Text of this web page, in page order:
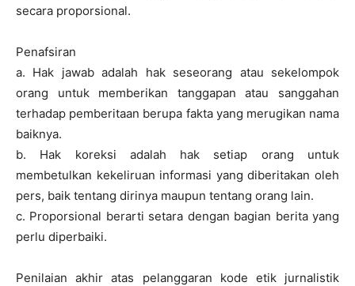
secara proporsional.
Penafsiran
a. Hak jawab adalah hak seseorang atau sekelompok
orang untuk memberikan tanggapan atau sanggahan
terhadap pemberitaan berupa fakta yang merugikan nama
baiknya.
b. Hak koreksi adalah hak setiap orang untuk
membetulkan kekeliruan informasi yang diberitakan oleh
pers, baik tentang dirinya maupun tentang orang lain.
c. Proporsional berarti setara dengan bagian berita yang
perlu diperbaiki.
Penilaian akhir atas pelanggaran kode etik jurnalistik